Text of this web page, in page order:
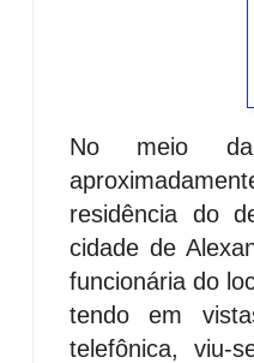
No meio da
residência do
cidade de
funcionária do
tendo em
telefônica, viu-